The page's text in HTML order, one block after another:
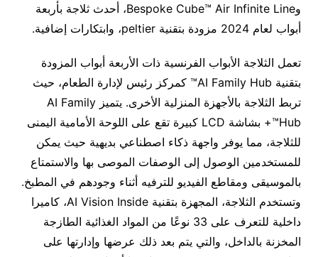
وBespoke Cube™ Air Infinite Line، أحدث ثلاجة بأربعة
أبواب لعام 2024 مزودة بتقنية peltier، وابتكارات إضافية.
تعمل الثلاجة الأبواب الفرنسية ذات الأربعة أبواب المزودة
بتقنية AI Family Hub™ كمركز رئيس لإدارة الطعام، حيث
تربط الثلاجة بالأجهزة المنزلية الأخرى. يتميز AI Family
Hub™+ بشاشة LCD كبيرة تقع على اللوحة الأمامية اليمنى
للثلاجة، مما يوفر واجهة ذكاء اصطناعي بديهية حيث يمكن
للمستخدمين الوصول إلى الوصفات الموصى بها والاستمتاع
بالموسيقى ومقاطع الفيديو للترفيه أثناء وجودهم في المطبخ.
وتستخدم الثلاجة، المجهزة بتقنية AI Vision Inside، كاميرا
داخلية للتعرف على 33 نوعًا من المواد الغذائية الطازجة
المخزنة بالداخل، والتي يتم بعد ذلك عرضها وإدارتها على